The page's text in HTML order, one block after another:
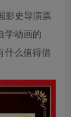
影史导演票
学动画的
什么值得借